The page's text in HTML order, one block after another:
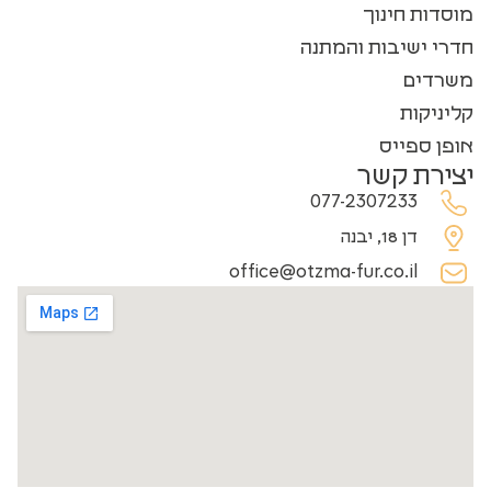
מוסדות חינוך
חדרי ישיבות והמתנה
משרדים
קליניקות
אופן ספייס
יצירת קשר
077-2307233
דן 18, יבנה
office@otzma-fur.co.il